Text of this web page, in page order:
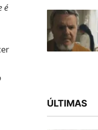
é
ÚLTIMAS